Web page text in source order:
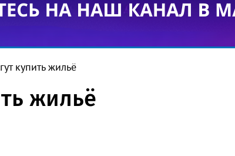
купить жильё
жильё